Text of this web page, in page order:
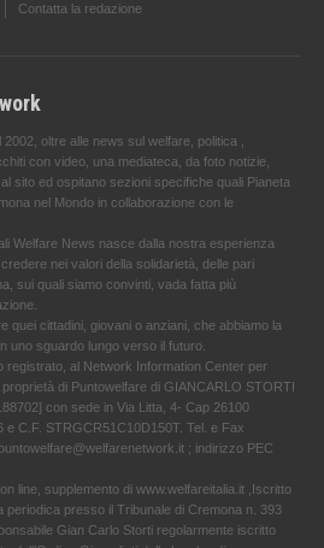
Contatta la redazione
oltre alle news sul welfare, politica ,
con video, una mediateca, da foto notizie,
sito ed ospitano sezioni specifiche quali Pianeta
nel Mondo in collaborazione con le
Welfare News nasce dalla nostra esperienza
nei valori della solidarietà, delle pari
sui quali siamo convinti, vada fatta più
quei cittadini, giovani o anziani, che abbiamo la
uno sguardo lungo verso il futuro.
registrato, al Network Information Center per
proprietà di Puntowelfare di GIANCARLO STORTI
con sede in Via Litta, 4- Cap 26100
e C.F. STRGCR51C10D150T. Tel. e Fax
; indirizzo PEC
line, supplemento di www.welfareitalia.it ,Iscritto
periodica presso il Tribunale di Cremona n. 393
Gian Carlo Storti regolarmente iscritto